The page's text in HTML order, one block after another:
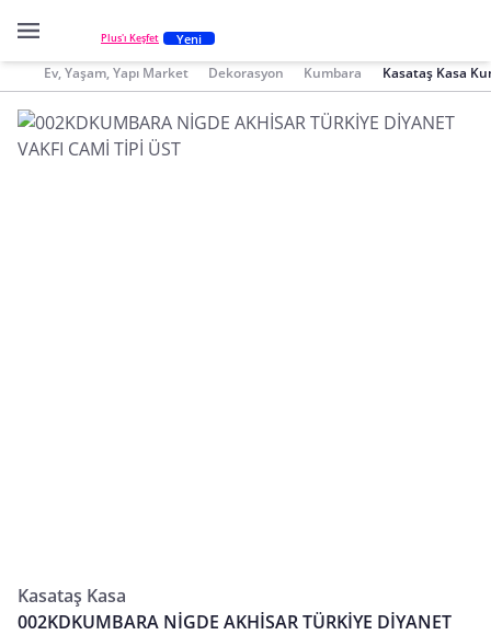
Plus'ı Keşfet Yeni
Ev, Yaşam, Yapı Market Dekorasyon Kumbara Kasataş Kasa
Kasataş Kasa
002KDKUMBARA NİGDE AKHİSAR TÜRKİYE DİYANET